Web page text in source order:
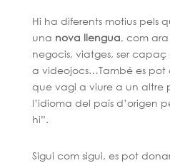
Hi ha diferents motius pels
una nova llengua, com
negocis, viatges, ser
a videojocs…També es pot
que vagi a viure a un altre
l’idioma del país d’origen
hi”.
Sigui com sigui, es pot